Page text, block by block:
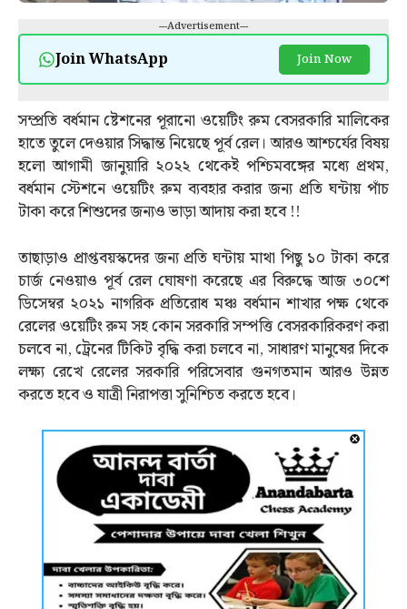
---Advertisement---
Join WhatsApp Join Now
সম্প্রতি বর্ধমান ষ্টেশনের পূরানো ওয়েটিং রুম বেসরকারি মালিকের
হাতে তুলে দেওয়ার সিদ্ধান্ত নিয়েছে পূর্ব রেল। আরও আশ্চর্যের বিষয়
হলো আগামী জানুয়ারি ২০২২ থেকেই পশ্চিমবঙ্গের মধ্যে প্রথম,
বর্ধমান স্টেশনে ওয়েটিং রুম ব্যবহার করার জন্য প্রতি ঘন্টায় পাঁচ
টাকা করে শিশুদের জন্যও ভাড়া আদায় করা হবে !!
তাছাড়াও প্রাপ্তবয়স্কদের জন্য প্রতি ঘন্টায় মাথা পিছু ১০ টাকা করে
চার্জ নেওয়াও পূর্ব রেল ঘোষণা করেছে এর বিরুদ্ধে আজ ৩০শে
ডিসেম্বর ২০২১ নাগরিক প্রতিরোধ মঞ্চ বর্ধমান শাখার পক্ষ থেকে
রেলের ওয়েটিং রুম সহ কোন সরকারি সম্পত্তি বেসরকারিকরণ করা
চলবে না, ট্রেনের টিকিট বৃদ্ধি করা চলবে না, সাধারণ মানুষের দিকে
লক্ষ্য রেখে রেলের সরকারি পরিসেবার গুনগতমান আরও উন্নত
করতে হবে ও যাত্রী নিরাপত্তা সুনিশ্চিত করতে হবে।